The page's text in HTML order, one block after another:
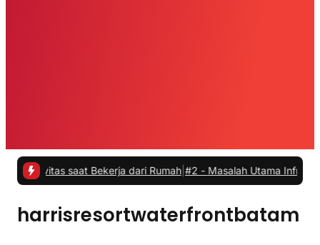
saat Bekerja dari Rumah| #2 -Masalah Utama Infrastruktur
harrisresortwaterfrontbatam